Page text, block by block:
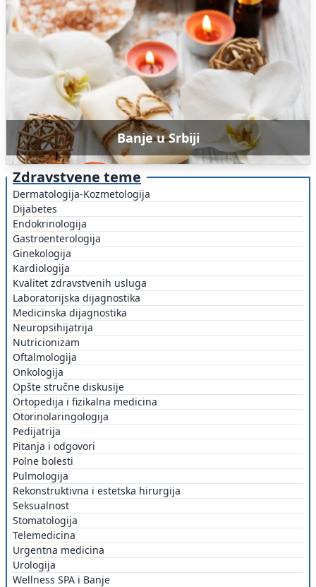
Banje u Srbiji
Zdravstvene teme
Dermatologija-Kozmetologija
Dijabetes
Endokrinologija
Gastroenterologija
Ginekologija
Kardiologija
Kvalitet zdravstvenih usluga
Laboratorijska dijagnostika
Medicinska dijagnostika
Neuropsihijatrija
Nutricionizam
Oftalmologija
Onkologija
Opšte stručne diskusije
Ortopedija i fizikalna medicina
Otorinolaringologija
Pedijatrija
Pitanja i odgovori
Polne bolesti
Pulmologija
Rekonstruktivna i estetska hirurgija
Seksualnost
Stomatologija
Telemedicina
Urgentna medicina
Urologija
Wellness SPA i Banje